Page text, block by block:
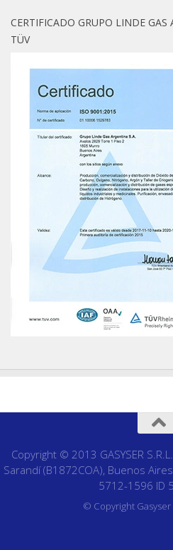
CERTIFICADO GRUPO LINDE
TÜV
Copyright © 2013 GASYSER
Sarandí (B1872COA), Buenos
5712-1596 ID
© Copyright Gasyser